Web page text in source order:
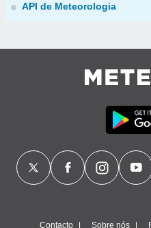
API de Meteorologia
Contacto Sobre nós